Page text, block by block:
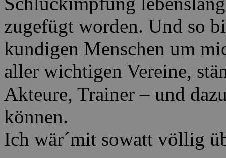
zugefügt worden. Und so
kundigen Menschen um
aller wichtigen Vereine,
Akteure, Trainer – und
können.
Ich wär´mit sowatt völlig